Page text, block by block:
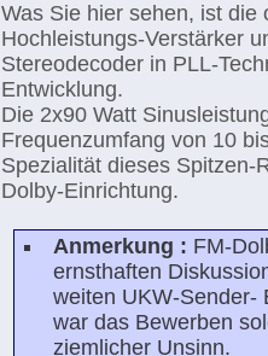
Was Sie hier sehen, ist die
Hochleistungs-Verstärker
Stereodecoder in PLL-
Entwicklung.
Die 2x90 Watt
Frequenzumfang von 10
Spezialität dieses Spitzen-
Dolby-Einrichtung.
Anmerkung : FM-
ernsthaften
weiten UKW-Sender-
war das Bewerben
ziemlicher Unsinn.